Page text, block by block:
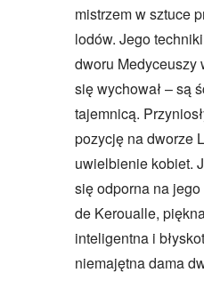
mistrzem w sztuce
lodów. Jego
dworu Medyceuszy
się wychował – są
tajemnicą.
pozycję na dworze
uwielbienie kobiet.
się odporna na
de Keroualle,
inteligentna i
niemajętna dama